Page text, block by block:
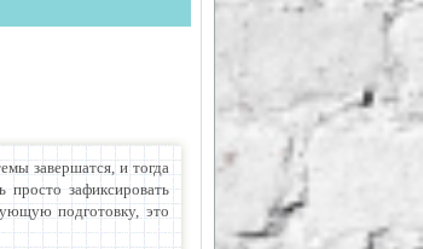
завершатся, и тогда
просто зафиксировать
подготовку, это